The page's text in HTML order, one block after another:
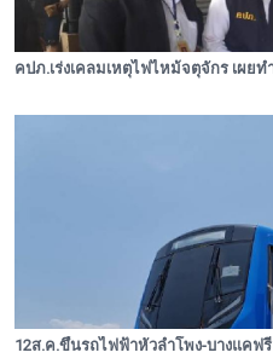
คปภ.เร่งเคลมเหตุไฟไหม้จตุจักร เผย
12ส.ค.ขึ้นรถไฟฟ้าหัวลำโพง-บางแคฟรี